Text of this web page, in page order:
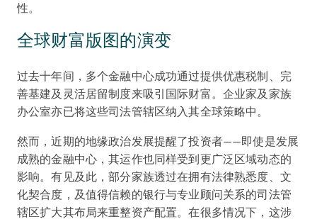
性。
全球财富版图的演变
过去十年间，多个金融中心成功通过提供优惠税制、完
善基建及灵活居留制度来吸引国际财富。企业家及家族
办公室亦已将这些司法管辖区纳入其全球策略中。
然而，近期的地缘政治发展提醒了投资者——即使是发展
成熟的金融中心，其运作也同样受到更广泛区域动态的
影响。有见及此，部分家族透过在拥有法律熟悉度、文
化契合度，及值得信赖的银行与专业顾问关系的司法管
辖区扩大其布局来重整资产配置。在很多情况下，这涉